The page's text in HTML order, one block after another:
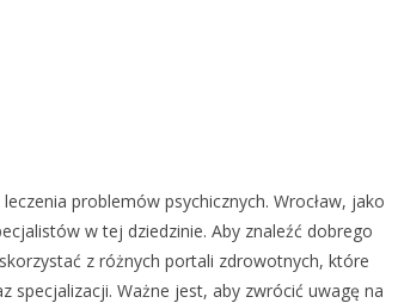
problemów psychicznych. Wrocław, jako
w tej dziedzinie. Aby znaleźć dobrego
z różnych portali zdrowotnych, które
specjalizacji. Ważne jest, aby zwrócić uwagę na